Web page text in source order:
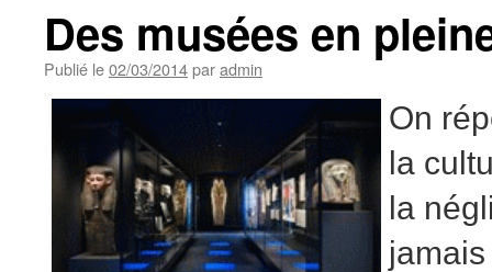
Des musées en
Publié le02/03/2014paradmin
On
la
la